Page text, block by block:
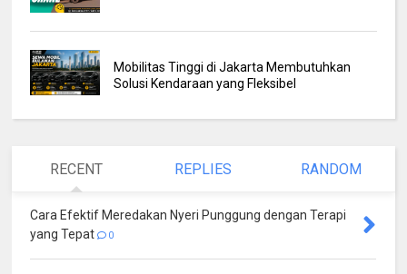
Mobilitas Tinggi di Jakarta Membutuhkan
Solusi Kendaraan yang Fleksibel
RECENT REPLIES RANDOM
Cara Efektif Meredakan Nyeri Punggung dengan Terapi
yang Tepat
0